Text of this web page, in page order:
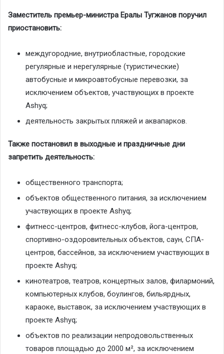
Заместитель премьер-министра Ералы Тугжанов поручил
приостановить:
междугородние, внутриобластные, городские
регулярные и нерегулярные (туристические)
автобусные и микроавтобусные перевозки, за
исключением объектов, участвующих в проекте
Ashyq;
деятельность закрытых пляжей и аквапарков.
Также постановил в выходные и праздничные дни
запретить деятельность:
общественного транспорта;
объектов общественного питания, за исключением
участвующих в проекте Ashyq;
фитнесс-центров, фитнесс-клубов, йога-центров,
спортивно-оздоровительных объектов, саун, СПА-
центров, бассейнов, за исключением участвующих в
проекте Ashyq;
кинотеатров, театров, концертных залов, филармоний,
компьютерных клубов, боулингов, бильярдных,
караоке, выставок, за исключением участвующих в
проекте Ashyq;
объектов по реализации непродовольственных
товаров площадью до 2000 м², за исключением